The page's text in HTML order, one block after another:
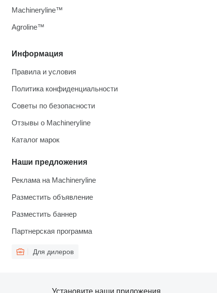
Информация
Правила и условия
Политика конфиденциальности
Советы по безопасности
Отзывы о Machineryline
Каталог марок
Наши предложения
Реклама на Machineryline
Разместить объявление
Разместить баннер
Партнерская программа
Для дилеров
Machineryline™
Agroline™